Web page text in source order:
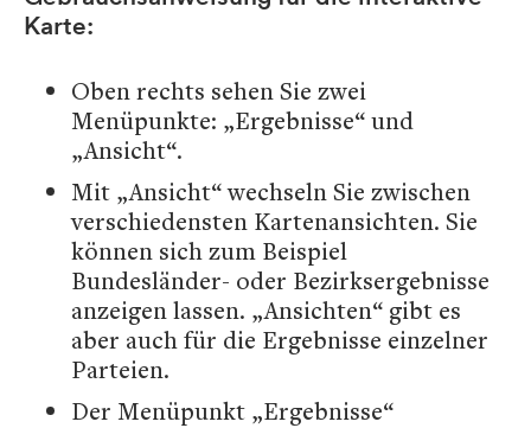
Karte:
Oben rechts sehen Sie zwei
Menüpunkte: „Ergebnisse“ und
„Ansicht“.
Mit „Ansicht“ wechseln Sie zwischen
verschiedensten Kartenansichten. Sie
können sich zum Beispiel
Bundesländer- oder Bezirksergebnisse
anzeigen lassen. „Ansichten“ gibt es
aber auch für die Ergebnisse einzelner
Parteien.
Der Menüpunkt „Ergebnisse“